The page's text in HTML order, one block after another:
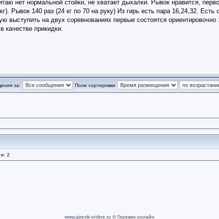
нет нормальной стойки, не хватает дыхалки. Рывок нравится,
Рывок 140 раз (24 кг по 70 на руку) Из гирь есть пара 16,24,32.
выступить на двух соревнованиях первые состоятся
качестве прикидки.
за: Поле сортировки
2
www.girevik-online.ru © Гиревик онлайн